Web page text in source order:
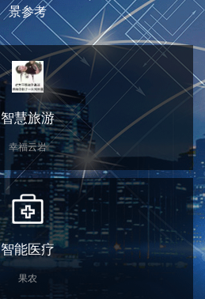
景参考
智慧旅游
幸福云岩
智能医疗
果农